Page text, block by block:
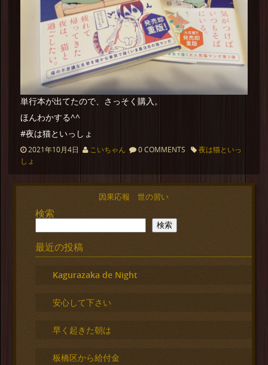
単行本が出てたので、さっそく購入。
ほんわかする^^
#夜は猫といっしょ
2021年10月4日 こいちゃん 0 COMMENTS
夜は猫といっ
しょ
因果応報 世の習い
検索
検索
最近の投稿
Kagurazaka de Night
安心して下さい
早く起きた朝は
板橋区から給付金